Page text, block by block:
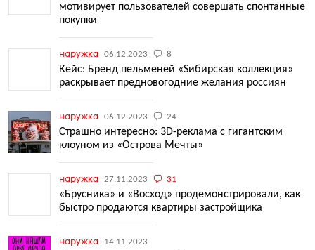
мотивирует пользователей совершать спонтанные
покупки
наружка 06.12.2023 8
Кейс: Бренд пельменей «Sибирская коллекция»
раскрывает предновогодние желания россиян
наружка 06.12.2023 24
Страшно интересно: 3D-реклама с гигантским
клоуном из «Острова Мечты»
наружка 27.11.2023 31
«Брусника» и «Восход» продемонстрировали, как
быстро продаются квартиры застройщика
наружка 14.11.2023